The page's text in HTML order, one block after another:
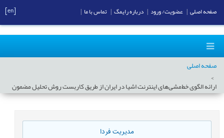
صفحه اصلی
ارائه الگوی خط‌مشی‌های اینترنت اشیا در ایران از طریق کاربست روش تحلیل مضمون
مدیریت فردا
صفحه اصلی عضویت/ ورود درباره رایمگ تماس با ما